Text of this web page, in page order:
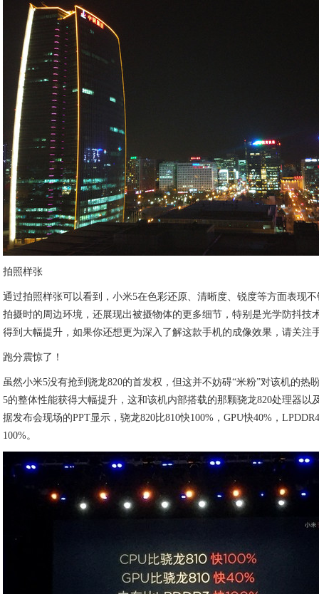
拍照样张
通过拍照样张可以看到，小米5在色彩还原、清晰度、锐度等方面表现
拍摄时的周边环境，还展现出被摄物体的更多细节，特别是光学防抖技
得到大幅提升，如果你还想更为深入了解这款手机的成像效果，请关注
跑分震惊了！
虽然小米5没有抢到骁龙820的首发权，但这并不妨碍“米粉”对该机的热
5的整体性能获得大幅提升，这和该机内部搭载的那颗骁龙820处理器以
据发布会现场的PPT显示，骁龙820比810快100%，GPU快40%，
100%。